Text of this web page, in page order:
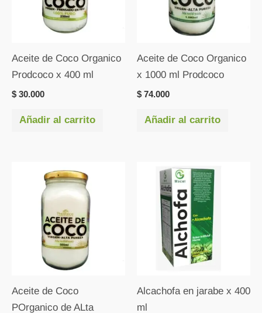
Aceite de Coco Organico
Prodcoco x 400 ml
$ 30.000
Añadir al carrito
Aceite de Coco Organico
x 1000 ml Prodcoco
$ 74.000
Añadir al carrito
Aceite de Coco
POrganico de ALta
Alcachofa en jarabe x 400
ml